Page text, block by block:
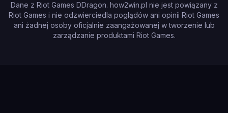
Dane z Riot Games DDragon. how2win.pl nie jest powiązany z
Riot Games i nie odzwierciedla poglądów ani opinii Riot Games
ani żadnej osoby oficjalnie zaangażowanej w tworzenie lub
zarządzanie produktami Riot Games.